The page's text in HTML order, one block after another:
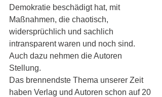
Demokratie beschädigt hat, mit
Maßnahmen, die chaotisch,
widersprüchlich und sachlich
intransparent waren und noch sind.
Auch dazu nehmen die Autoren
Stellung.
Das brennendste Thema unserer Zeit
haben Verlag und Autoren schon auf 20